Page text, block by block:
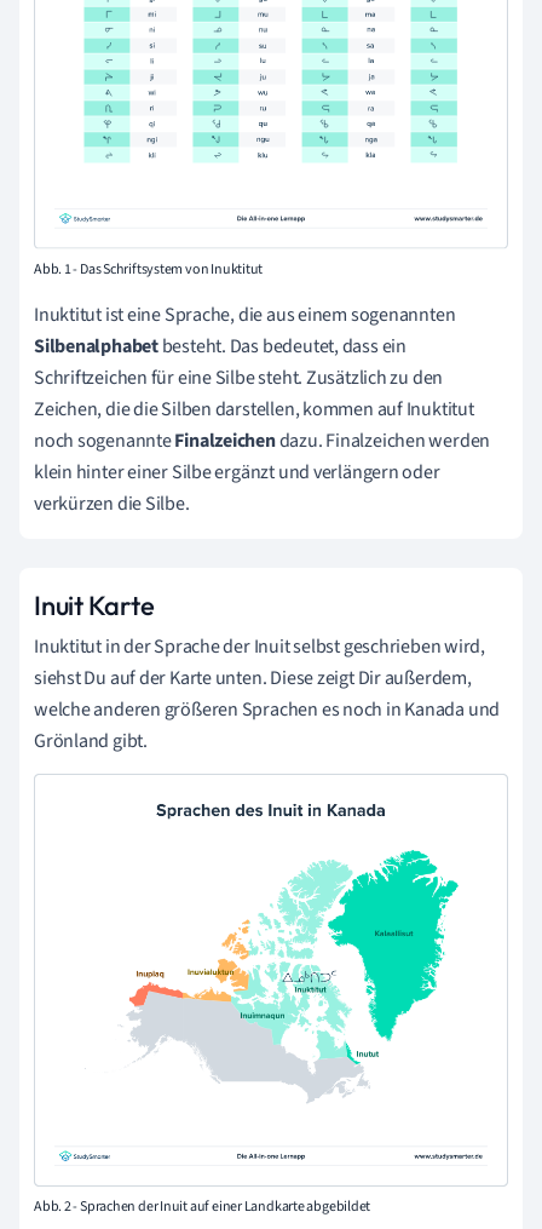
Abb. 1 - Das Schriftsystem von Inuktitut
Inuktitut ist eine Sprache, die aus einem sogenannten
Silbenalphabetbesteht. Das bedeutet, dass ein
Schriftzeichen für eine Silbe steht. Zusätzlich zu den
Zeichen, die die Silben darstellen, kommen auf Inuktitut
noch sogenannteFinalzeichendazu. Finalzeichen werden
klein hinter einer Silbe ergänzt und verlängern oder
verkürzen die Silbe.
Inuit Karte
Inuktitut in der Sprache der Inuit selbst geschrieben wird,
siehst Du auf der Karte unten. Diese zeigt Dir außerdem,
welche anderen größeren Sprachen es noch in Kanada und
Grönland gibt.
Abb. 2 - Sprachen der Inuit auf einer Landkarte abgebildet